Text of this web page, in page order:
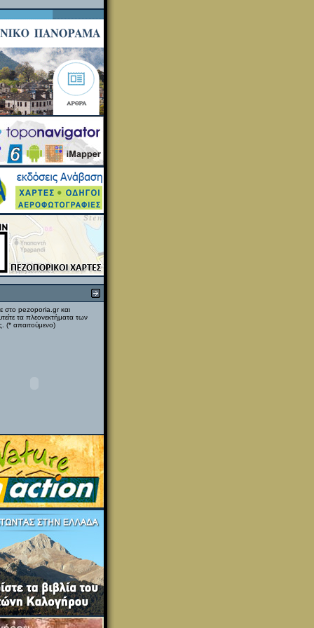
στο pezoporia.gr και
τα πλεονεκτήματα των
(* απαιτούμενο)